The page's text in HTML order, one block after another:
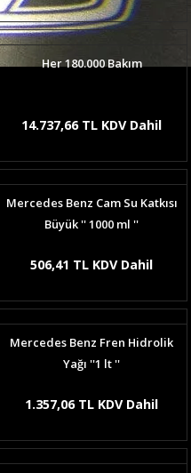
Her 180.000 Bakım
14.737,66 TL KDV Dahil
Mercedes Benz Cam Su Katkısı
Büyük '' 1000 ml ''
506,41 TL KDV Dahil
Mercedes Benz Fren Hidrolik
Yağı ''1 lt ''
1.357,06 TL KDV Dahil